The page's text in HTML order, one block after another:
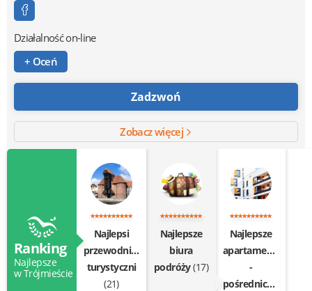
Działalność on-line
+ Oceń
Zadzwoń
Zobacz więcej
Ranking
Najlepsze
w Trójmieście
Najlepsi
przewodnicy
turystyczni
(21)
Najlepsze
biura
podróży(17)
Najlepsze
apartamenty
-
pośrednictwo